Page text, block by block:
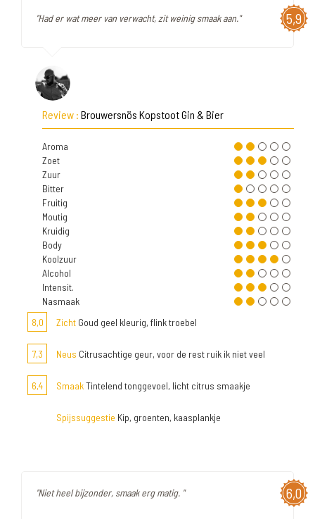
5,9
"Had er wat meer van verwacht, zit weinig smaak aan."
Review : Brouwersnös Kopstoot Gin & Bier
Aroma
Zoet
Zuur
Bitter
Fruitig
Moutig
Kruidig
Body
Koolzuur
Alcohol
Intensit.
Nasmaak
8,0
Zicht Goud geel kleurig, flink troebel
7,3 Neus Citrusachtige geur, voor de rest ruik ik niet veel
6,4 SmaakTintelend tonggevoel, licht citrus smaakje
Spijssuggestie Kip, groenten, kaasplankje
6,0
"Niet heel bijzonder, smaak erg matig. "